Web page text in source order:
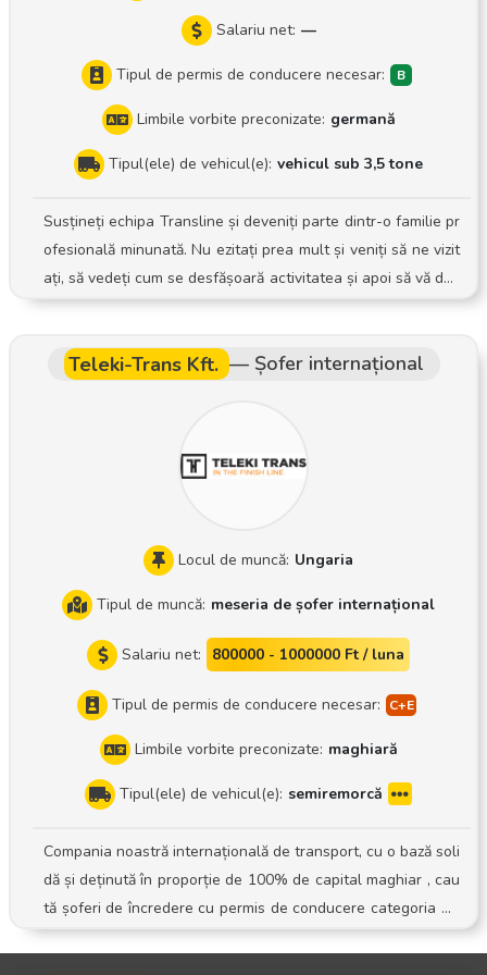
Salariu net: —
Tipul de permis de conducere necesar:
Limbile vorbite preconizate: germană
Tipul(ele) de vehicul(e): vehicul sub 3,5 tone
Susțineți echipa Transline și deveniți parte dintr-o familie pr
ofesională minunată. Nu ezitați prea mult și veniți să ne vizit
ați, să vedeți cum se desfășoară activitatea și apoi să vă dec
ideți. Sarcinile dumneavoastră Pregătirea și planificarea tras
are Livrarea și preluarea la timp a expedierilor, atât pentruTeleki-Trans Kft. — Șofer internațional
Locul de muncă: Ungaria
Tipul de muncă: meseria de șofer internațional
Salariu net: 800000 - 1000000 Ft / luna
Tipul de permis de conducere necesar:
Limbile vorbite preconizate: maghiară
Tipul(ele) de vehicul(e): semiremorcă
Compania noastră internațională de transport, cu o bază soli
dă și deținută în proporție de 100% de capital maghiar , cau
tă șoferi de încredere cu permis de conducere categoria CE
pentru echipa sa în plină expansiune! Activitatea: Conducer